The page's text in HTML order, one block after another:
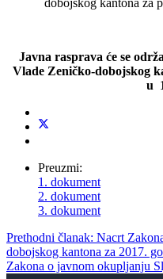
Javna rasprava će se
Vlade Zeničko-dobojskog
u
Preuzmi:
1. dokument
2. dokument
3. dokument
Prethodni članak: Nacrt
dobojskog kantona za 2017.
Zakona o javnom okupljanju